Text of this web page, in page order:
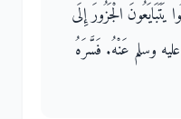
يَتَبَايَعُونَ الْجَزُورَ إِلَى
وسلم عَنْهُ‏.‏ فَسَّرَهُ